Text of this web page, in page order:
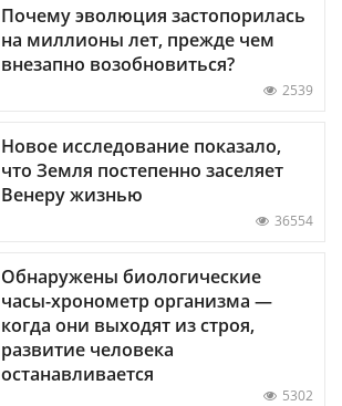
Почему эволюция застопорилась
на миллионы лет, прежде чем
внезапно возобновиться?
2539
Новое исследование показало,
что Земля постепенно заселяет
Венеру жизнью
36554
Обнаружены биологические
часы-хронометр организма —
когда они выходят из строя,
развитие человека
останавливается
5302